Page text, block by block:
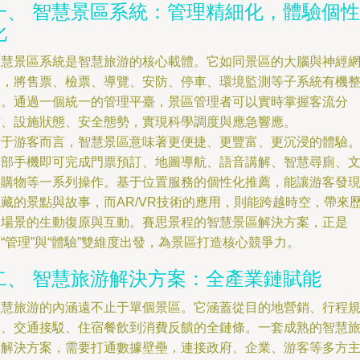
、 智慧景區系統：管理精細化，體驗個性
景區系統是智慧旅游的核心載體。它如同景區的大腦與神經網
將售票、檢票、導覽、安防、停車、環境監測等子系統有機整
通過一個統一的管理平臺，景區管理者可以實時掌握客流分
設施狀態、安全態勢，實現科學調度與應急響應。
游客而言，智慧景區意味著更便捷、更豐富、更沉浸的體驗。
手機即可完成門票預訂、地圖導航、語音講解、智慧尋廁、文
物等一系列操作。基于位置服務的個性化推薦，能讓游客發現
的景點與故事，而AR/VR技術的應用，則能跨越時空，帶來
景的生動復原與互動。賽思景程的智慧景區解決方案，正是
管理”與“體驗”雙維度出發，為景區打造核心競爭力。
、 智慧旅游解決方案：全產業鏈賦能
旅游的內涵遠不止于單個景區。它涵蓋從目的地營銷、行程規
交通接駁、住宿餐飲到消費反饋的全鏈條。一套成熟的智慧旅
決方案，需要打通數據壁壘，連接政府、企業、游客等多方主